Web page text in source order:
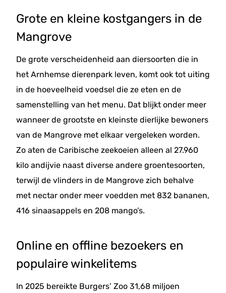
Grote en kleine kostgangers in de
Mangrove
De grote verscheidenheid aan diersoorten die in
het Arnhemse dierenpark leven, komt ook tot uiting
in de hoeveelheid voedsel die ze eten en de
samenstelling van het menu. Dat blijkt onder meer
wanneer de grootste en kleinste dierlijke bewoners
van de Mangrove met elkaar vergeleken worden.
Zo aten de Caribische zeekoeien alleen al 27.960
kilo andijvie naast diverse andere groentesoorten,
terwijl de vlinders in de Mangrove zich behalve
met nectar onder meer voedden met 832 bananen,
416 sinaasappels en 208 mango’s.
Online en offline bezoekers en
populaire winkelitems
In 2025 bereikte Burgers’ Zoo 31,68 miljoen